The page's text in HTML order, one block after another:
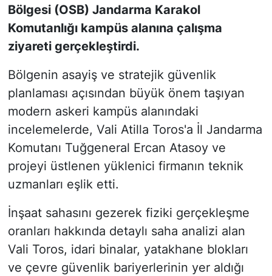
Bölgesi (OSB) Jandarma Karakol
Komutanlığı kampüs alanına çalışma
ziyareti gerçekleştirdi.
Bölgenin asayiş ve stratejik güvenlik
planlaması açısından büyük önem taşıyan
modern askeri kampüs alanındaki
incelemelerde, Vali Atilla Toros'a İl Jandarma
Komutanı Tuğgeneral Ercan Atasoy ve
projeyi üstlenen yüklenici firmanın teknik
uzmanları eşlik etti.
İnşaat sahasını gezerek fiziki gerçekleşme
oranları hakkında detaylı saha analizi alan
Vali Toros, idari binalar, yatakhane blokları
ve çevre güvenlik bariyerlerinin yer aldığı